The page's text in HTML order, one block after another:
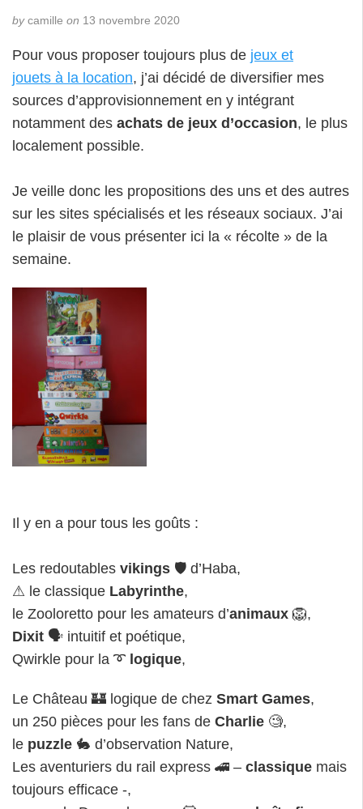
bycamille on 13 novembre 2020
Pour vous proposer toujours plus de jeux et
jouets à la location, j’ai décidé de diversifier mes
sources d’approvisionnement en y intégrant
notamment des achats de jeux d’occasion, le plus
localement possible.
Je veille donc les propositions des uns et des autres
sur les sites spécialisés et les réseaux sociaux. J’ai
le plaisir de vous présenter ici la « récolte » de la
semaine.
Il y en a pour tous les goûts :
Les redoutables vikings 🛡 d’Haba,
⚠ le classique Labyrinthe,
le Zooloretto pour les amateurs d’animaux 🦁,
Dixit 🗣 intuitif et poétique,
Qwirkle pour la ➰ logique,
Le Château 🏰 logique de chez Smart Games,
un 250 pièces pour les fans de Charlie 🧐,
le puzzle 🐇 d’observation Nature,
Les aventuriers du rail express 🚄 – classique mais
toujours efficace -,